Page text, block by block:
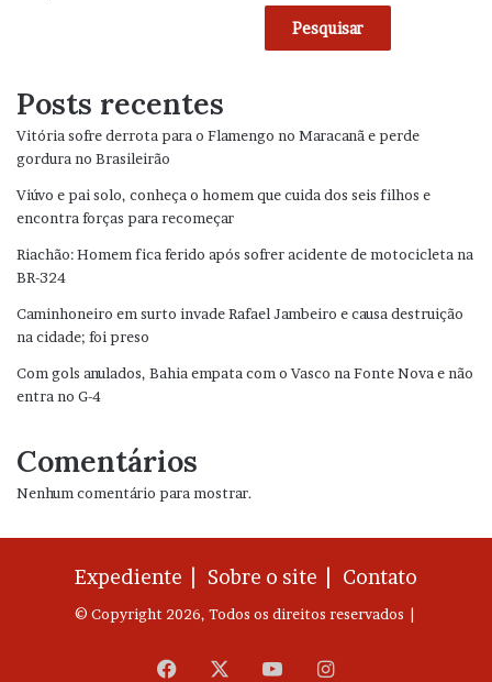
Pesquisar
Posts recentes
Vitória sofre derrota para o Flamengo no Maracanã e perde
gordura no Brasileirão
Viúvo e pai solo, conheça o homem que cuida dos seis filhos e
encontra forças para recomeçar
Riachão: Homem fica ferido após sofrer acidente de motocicleta na
BR-324
Caminhoneiro em surto invade Rafael Jambeiro e causa destruição
na cidade; foi preso
Com gols anulados, Bahia empata com o Vasco na Fonte Nova e não
entra no G-4
Comentários
Nenhum comentário para mostrar.
Expediente | Sobre o site | Contato
© Copyright 2026, Todos os direitos reservados |
Facebook YouTubeInstagram